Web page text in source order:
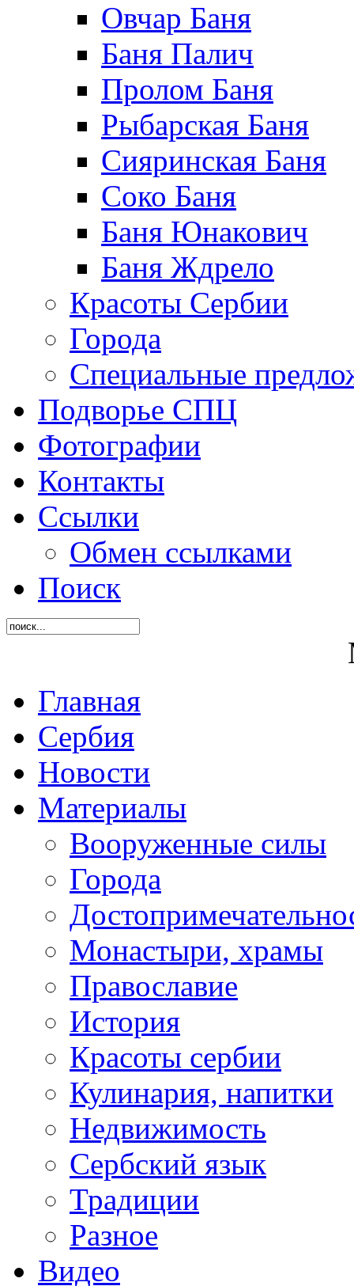
Овчар Баня
Баня Палич
Пролом Баня
Рыбарская Баня
Сияринская Баня
Соко Баня
Баня Юнакович
Баня Ждрело
Красоты Сербии
Города
Специальные
Подворье СПЦ
Фотографии
Контакты
Ссылки
Обмен ссылками
Поиск
Главная
Сербия
Новости
Материалы
Вооруженные силы
Города
Монастыри, храмы
Православие
История
Красоты сербии
Кулинария, напитки
Недвижимость
Сербский язык
Традиции
Разное
Видео